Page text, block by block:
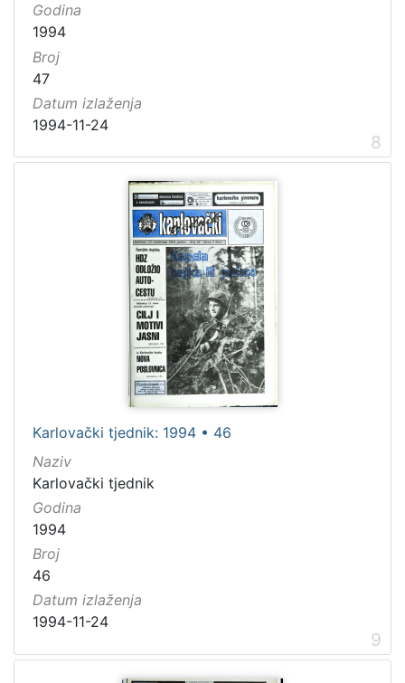
Godina
1994
Broj
47
Datum izlaženja
1994-11-24
8
Karlovački tjednik: 1994 • 46
Naziv
Karlovački tjednik
Godina
1994
Broj
46
Datum izlaženja
1994-11-24
9